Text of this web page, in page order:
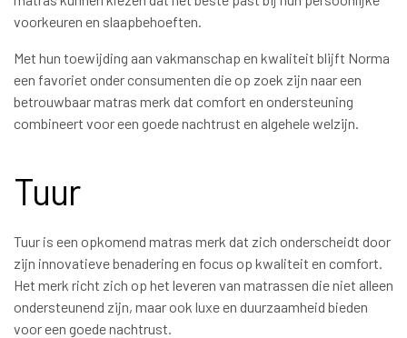
voorkeuren en slaapbehoeften.
Met hun toewijding aan vakmanschap en kwaliteit blijft Norma
een favoriet onder consumenten die op zoek zijn naar een
betrouwbaar matras merk dat comfort en ondersteuning
combineert voor een goede nachtrust en algehele welzijn.
Tuur
Tuur is een opkomend matras merk dat zich onderscheidt door
zijn innovatieve benadering en focus op kwaliteit en comfort.
Het merk richt zich op het leveren van matrassen die niet alleen
ondersteunend zijn, maar ook luxe en duurzaamheid bieden
voor een goede nachtrust.